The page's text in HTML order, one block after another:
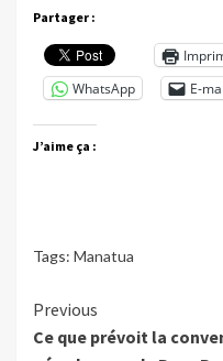
Partager :
WhatsApp
E-
J’aime ça :
Tags: Manatua
Continue
Reading
Previous
Ce que prévoit la